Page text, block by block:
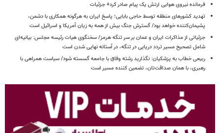
فرمانده نیروی هوایی ارتش یک پیام صادر کرد+ جزئیات
تهدید کشورهای منطقه توسط حاجی بابایی؛ پاسخ ایران به هرگونه همکاری با دشمن،
پشیمان‌کننده خواهد بود/ گسترش جنگ بیش از همه به زیان آمریکا و اسرائیل است
جزئیاتی از مذاکرات ایران و عمان بر سر تنگه هرمز/ سخنگوی هیات رئیسه مجلس: بیانیه‌ای
شامل تصحیح مسیر تردد دریایی در تنگه، در آستانه نهایی شدن است
ربیعی خطاب به پزشکیان: نگذارید رشته وفاق با جامعه گسسته شود/ سیاست همراهی با
رهبری، با همان صداقت‌تان، تضمین کننده مسیر است